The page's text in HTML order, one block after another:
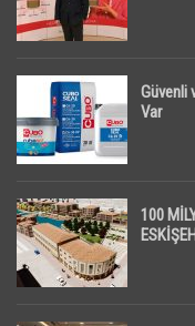
Güvenli
Var
100